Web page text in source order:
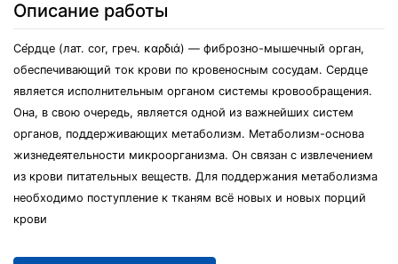
Описание работы
Се́рдце (лат. соr, греч. καρδιά) — фиброзно-мышечный орган,
обеспечивающий ток крови по кровеносным сосудам. Сердце
является исполнительным органом системы кровообращения.
Она, в свою очередь, является одной из важнейших систем
органов, поддерживающих метаболизм. Метаболизм-основа
жизнедеятельности микроорганизма. Он связан с извлечением
из крови питательных веществ. Для поддержания метаболизма
необходимо поступление к тканям всё новых и новых порций
крови